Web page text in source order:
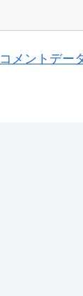
コメントデー